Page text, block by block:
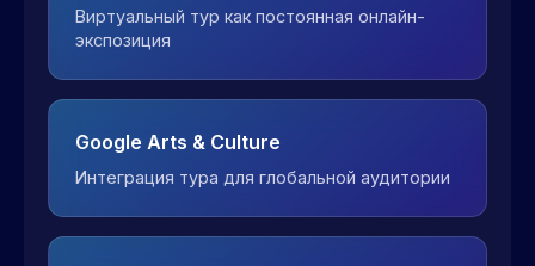
Виртуальный тур как постоянная онлайн-
экспозиция
Google Arts & Culture
Интеграция тура для глобальной аудитории